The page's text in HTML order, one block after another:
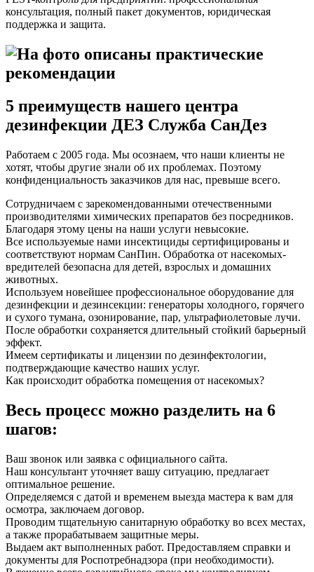
консультация, полный пакет документов, юридическая
поддержка и защита.
5 преимуществ нашего центра
дезинфекции ДЕЗ Служба СанДез
Работаем с 2005 года. Мы осознаем, что наши клиенты не
хотят, чтобы другие знали об их проблемах. Поэтому
конфиденциальность заказчиков для нас, превыше всего.
Сотрудничаем с зарекомендованными отечественными
производителями химических препаратов без посредников.
Благодаря этому цены на наши услуги невысокие.
Все используемые нами инсектициды сертифицированы и
соответствуют нормам СанПин. Обработка от насекомых-
вредителей безопасна для детей, взрослых и домашних
животных.
Используем новейшее профессиональное оборудование для
дезинфекции и дезинсекции: генераторы холодного, горячего
и сухого тумана, озонирование, пар, ультрафиолетовые лучи.
После обработки сохраняется длительный стойкий барьерный
эффект.
Имеем сертификаты и лицензии по дезинфектологии,
подтверждающие качество наших услуг.
Как происходит обработка помещения от насекомых?
Весь процесс можно разделить на 6
шагов:
Ваш звонок или заявка с официального сайта.
Наш консультант уточняет вашу ситуацию, предлагает
оптимальное решение.
Определяемся с датой и временем выезда мастера к вам для
осмотра, заключаем договор.
Проводим тщательную санитарную обработку во всех местах,
а также прорабатываем защитные меры.
Выдаем акт выполненных работ. Предоставляем справки и
документы для Роспотребнадзора (при необходимости).